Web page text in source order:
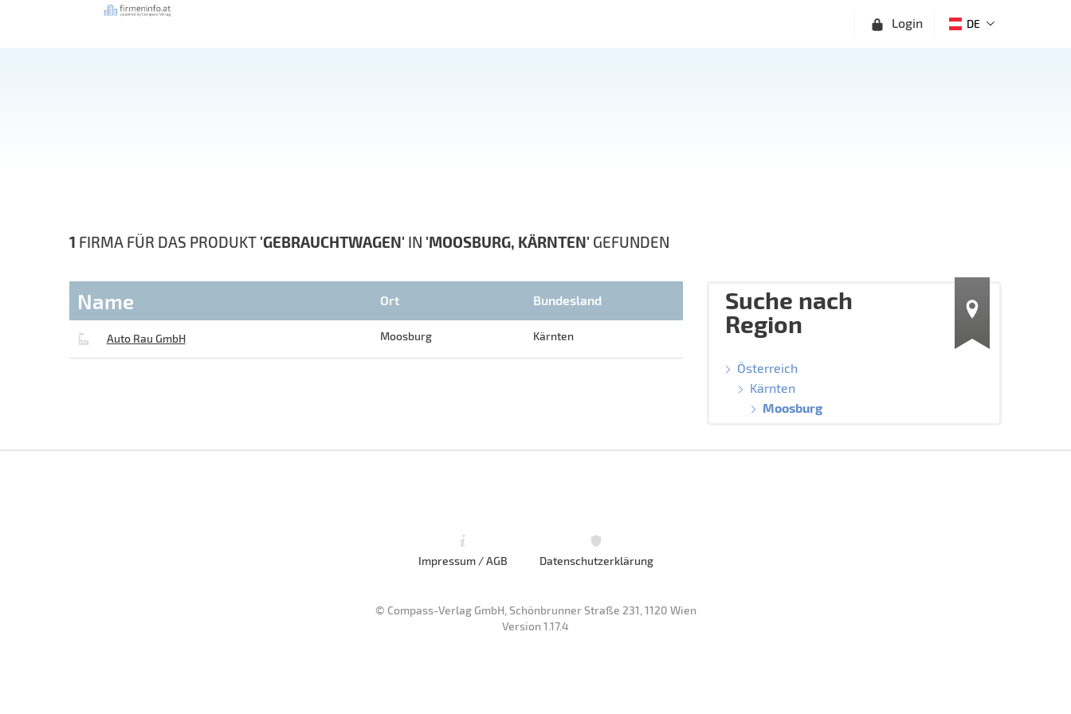
Login DE
1 FIRMA FÜR DAS PRODUKT 'GEBRAUCHTWAGEN' IN 'MOOSBURG, KÄRNTEN' GEFUNDEN
Name Ort Bundesland
Auto Rau GmbH Moosburg Kärnten
Suche nach
Region
Österreich
Kärnten
Moosburg
Impressum / AGB Datenschutzerklärung
© Compass-Verlag GmbH, Schönbrunner Straße 231, 1120 Wien
Version 1.17.4